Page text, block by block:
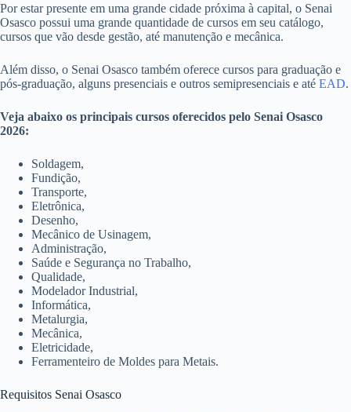
Por estar presente em uma grande cidade próxima à capital, o Senai
Osasco possui uma grande quantidade de cursos em seu catálogo,
cursos que vão desde gestão, até manutenção e mecânica.
Além disso, o Senai Osasco também oferece cursos para graduação e
pós-graduação, alguns presenciais e outros semipresenciais e até EAD.
Veja abaixo os principais cursos oferecidos pelo Senai Osasco
2026:
Soldagem,
Fundição,
Transporte,
Eletrônica,
Desenho,
Mecânico de Usinagem,
Administração,
Saúde e Segurança no Trabalho,
Qualidade,
Modelador Industrial,
Informática,
Metalurgia,
Mecânica,
Eletricidade,
Ferramenteiro de Moldes para Metais.
Requisitos Senai Osasco